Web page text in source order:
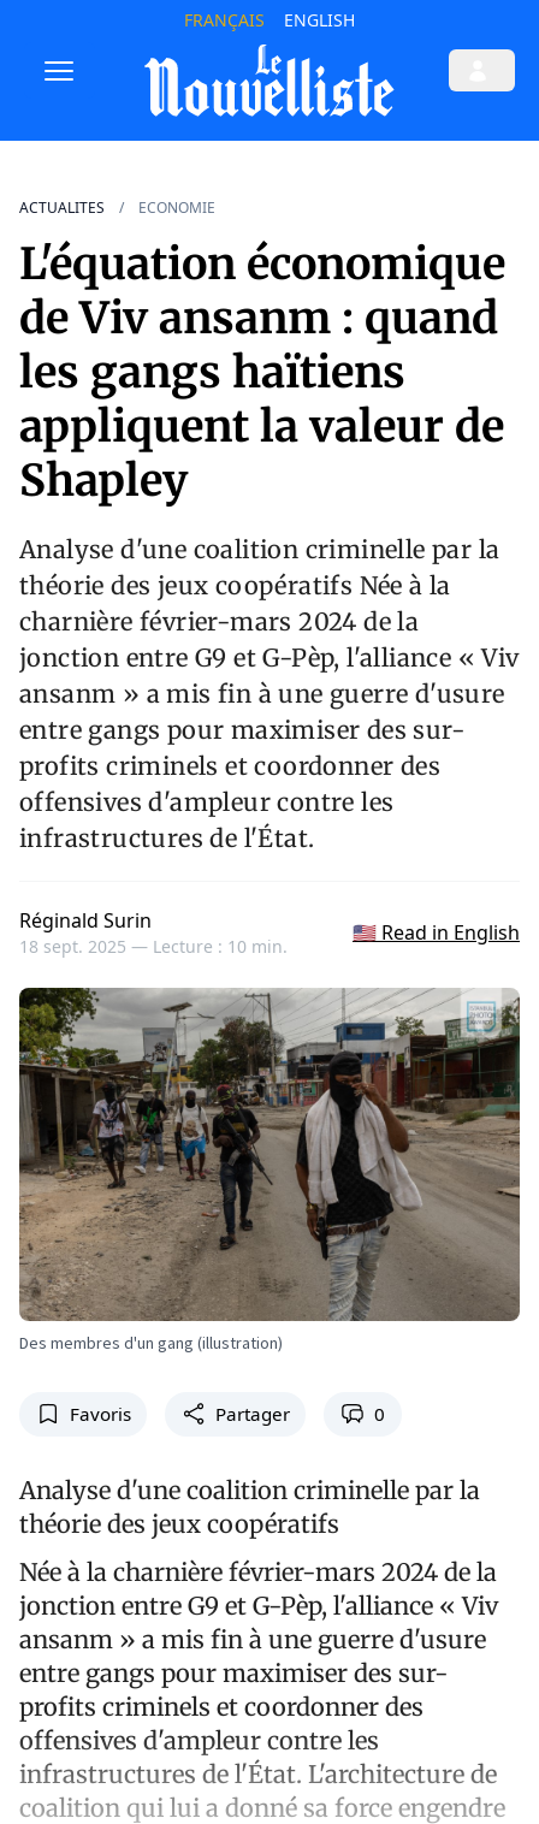
FRANÇAIS ENGLISH
ACTUALITES ECONOMIE
L'équation économique
de Viv ansanm : quand
les gangs haïtiens
appliquent la valeur de
Shapley
Analyse d'une coalition criminelle par la
théorie des jeux coopératifs Née à la
charnière février-mars 2024 de la
jonction entre G9 et G-Pèp, l'alliance « Viv
ansanm » a mis fin à une guerre d'usure
entre gangs pour maximiser des sur-
profits criminels et coordonner des
offensives d'ampleur contre les
infrastructures de l'État.
Réginald Surin
18 sept. 2025 — Lecture : 10 min.
🇺🇸 Read in English
Des membres d'un gang (illustration)
Favoris Partager 0
Analyse d'une coalition criminelle par la
théorie des jeux coopératifs
Née à la charnière février-mars 2024 de la
jonction entre G9 et G-Pèp, l'alliance « Viv
ansanm » a mis fin à une guerre d'usure
entre gangs pour maximiser des sur-
profits criminels et coordonner des
offensives d'ampleur contre les
infrastructures de l'État. L'architecture de
coalition qui lui a donné sa force engendre